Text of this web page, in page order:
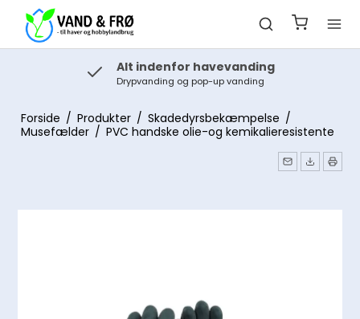
Alt indenfor havevanding
Drypvanding og pop-up vanding
Forside / Produkter / Skadedyrsbekæmpelse /
Musefælder / PVC handske olie-og kemikalieresistente